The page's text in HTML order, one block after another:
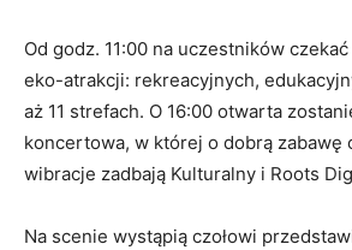
Od godz. 11:00 na uczestników
eko-atrakcji: rekreacyjnych,
aż 11 strefach. O 16:00 otwarta
koncertowa, w której o dobrą zabawę
wibracje zadbają Kulturalny i Roots
Na scenie wystąpią czołowi